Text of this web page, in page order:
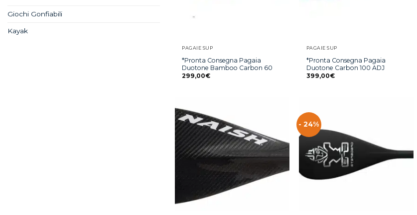
Giochi Gonfiabili
Kayak
PAGAIE SUP
*Pronta Consegna Pagaia
Duotone Bamboo Carbon 60
299,00€
PAGAIE SUP
*Pronta Consegna Pagaia
Duotone Carbon 100 ADJ
399,00€
- 24%